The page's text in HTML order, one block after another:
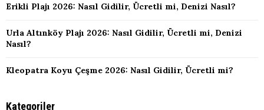
Erikli Plajı 2026: Nasıl Gidilir, Ücretli mi, Denizi Nasıl?
Urla Altınköy Plajı 2026: Nasıl Gidilir, Ücretli mi, Denizi
Nasıl?
Kleopatra Koyu Çeşme 2026: Nasıl Gidilir, Ücretli mi?
Kategoriler